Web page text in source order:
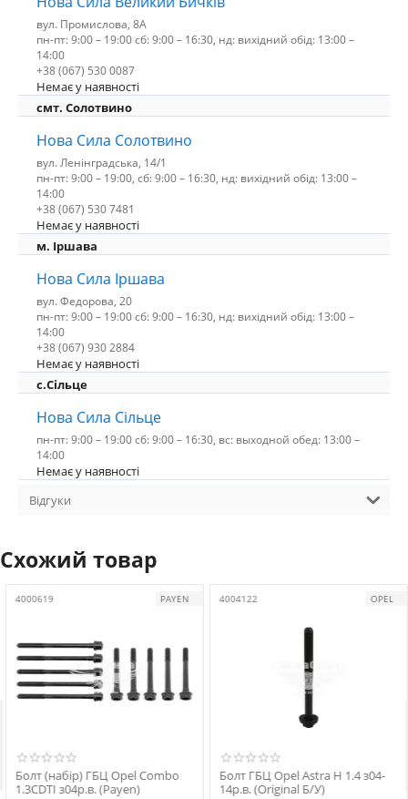
вул. Промислова, 8А
пн-пт: 9:00 – 19:00 сб: 9:00 – 16:30, нд: вихідний обід: 13:00 –
14:00
+38 (067) 530 0087
Немає у наявності
смт. Солотвино
Нова Сила Солотвино
вул. Ленінградська, 14/1
пн-пт: 9:00 – 19:00, сб: 9:00 – 16:30, нд: вихідний обід: 13:00 –
14:00
+38 (067) 530 7481
Немає у наявності
м. Іршава
Нова Сила Іршава
вул. Федорова, 20
пн-пт: 9:00 – 19:00 сб: 9:00 – 16:30, нд: вихідний обід: 13:00 –
14:00
+38 (067) 930 2884
Немає у наявності
с.Сільце
Нова Сила Сільце
пн-пт: 9:00 – 19:00 сб: 9:00 – 16:30, вс: выходной обед: 13:00 –
14:00
Немає у наявності
Відгуки
Схожий товар
4000619 PAYEN
Болт (набір) ГБЦ Opel Combo
1.3CDTI з04р.в. (Payen)
4004122 OPEL
Болт ГБЦ Opel Astra H 1.4 з04-
14р.в. (Original Б/У)